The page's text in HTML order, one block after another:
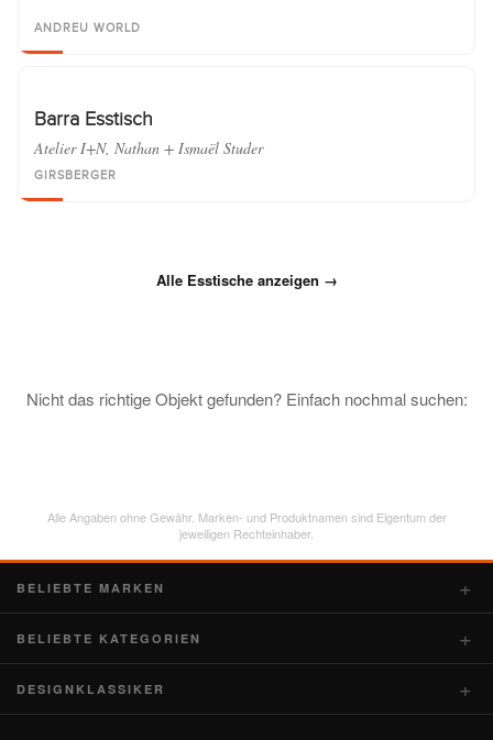
ANDREU WORLD
Barra Esstisch
Atelier I+N, Nathan + Ismaël Studer
GIRSBERGER
Alle Esstische anzeigen →
Nicht das richtige Objekt gefunden? Einfach nochmal suchen:
Alle Angaben ohne Gewähr. Marken- und Produktnamen sind Eigentum der
jeweiligen Rechteinhaber.
BELIEBTE MARKEN
BELIEBTE KATEGORIEN
DESIGNKLASSIKER